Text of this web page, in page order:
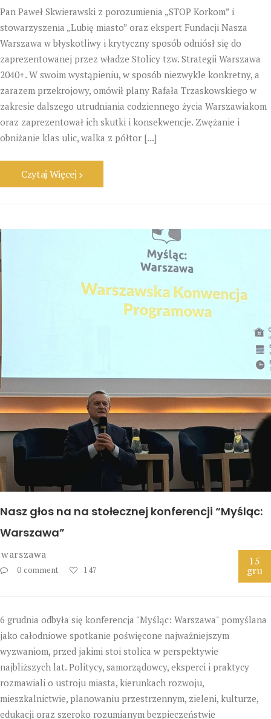
Pan Paweł Skwierawski z porozumienia „STOP Korkom” i
stowarzyszenia „Lubię miasto” oraz ekspert Fundacji Nasza
Warszawa w błyskotliwy i krytyczny sposób odniósł się do
zaprezentowanej przez władze Stolicy tzw. Strategii Warszawa
2040+. W swoim wystąpieniu, w sposób niezwykle konkretny, a
zarazem przekrojowy, omówił plany Rafała Trzaskowskiego w
zakresie dalszego utrudniania codziennego życia Warszawiakom
oraz zaprezentował ich skutki i konsekwencje. Zwężanie i
obniżanie klas ulic, walka z półtor [...]
Czytaj Więcej
Nasz głos na na stołecznej konferencji “Myśląc:
Warszawa”
warszawa
0 comment 147
15
gru
6 grudnia odbyła się konferencja "Myśląc: Warszawa" pomyślana
jako całodniowe spotkanie poświęcone najważniejszym
wyzwaniom, przed jakimi stoi stolica w perspektywie
najbliższych lat. Politycy, samorządowcy, eksperci i praktycy
rozmawiali o ustroju miasta, kierunkach rozwoju,
mieszkalnictwie, planowaniu przestrzennym, zieleni, kulturze,
edukacji oraz szeroko rozumianym bezpieczeństwie